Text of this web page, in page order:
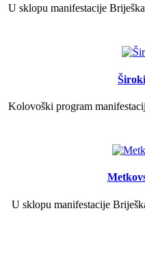
U sklopu manifestacije
Kolovoški program
U sklopu manifestacije